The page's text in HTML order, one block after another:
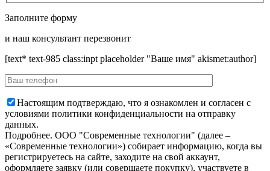
Заполните форму
и наш консультант перезвонит
[text* text-985 class:inpt placeholder "Ваше имя" akismet:author]
Настоящим подтверждаю, что я ознакомлен и согласен с
условиями политики конфиденциальности на отправку
данных.
Подробнее. OOO "Современные технологии" (далее –
«Современные технологии») собирает информацию, когда вы
регистрируетесь на сайте, заходите на свой аккаунт,
оформляете заявку (или совершаете покупку), участвуете в